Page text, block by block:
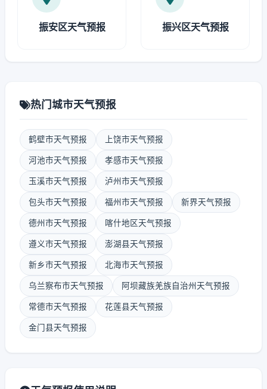
振安区天气预报 振兴区天气预报
热门城市天气预报
鹤壁市天气预报 上饶市天气预报
河池市天气预报 孝感市天气预报
玉溪市天气预报 泸州市天气预报
包头市天气预报 福州市天气预报 新界天气预报
德州市天气预报 喀什地区天气预报
遵义市天气预报 澎湖县天气预报
新乡市天气预报 北海市天气预报
乌兰察布市天气预报 阿坝藏族羌族自治州天气预报
常德市天气预报 花莲县天气预报
金门县天气预报